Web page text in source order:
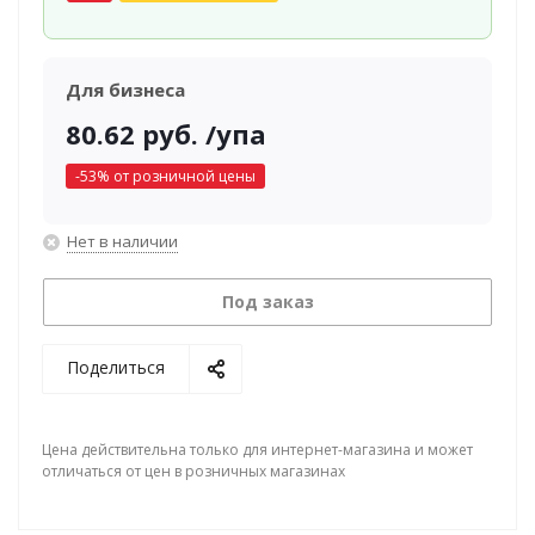
Для бизнеса
80.62 руб. /упа
-53% от розничной цены
Нет в наличии
Под заказ
Поделиться
Цена действительна только для интернет-магазина и может
отличаться от цен в розничных магазинах